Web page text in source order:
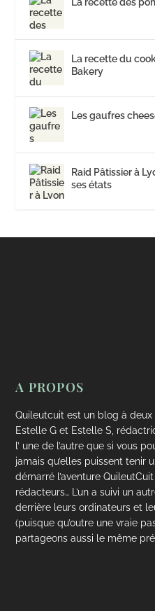
La recette du
Bakery
Les gaufres
Raid Pâtissier à
ses états
A PROPOS
Quileutcuit est un blog à
Estelle G et Estelle S,
l’ une de l’autre que si vous
jamais qu’elles puissent tenir
démarré l’aventure
rédacteurs… L’un a suivi un
derrière leurs ordinateurs et
(puisque qu’outre une vraie
partageons aussi le même